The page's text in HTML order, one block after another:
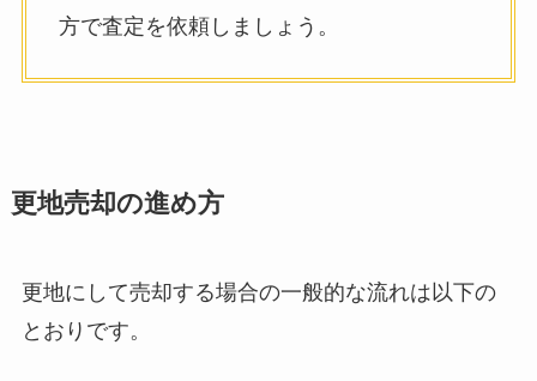
方で査定を依頼しましょう。
更地売却の進め方
更地にして売却する場合の一般的な流れは以下の
とおりです。